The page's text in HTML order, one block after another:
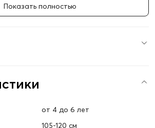
Показать полностью
от 4 до 6 лет
105-120 см